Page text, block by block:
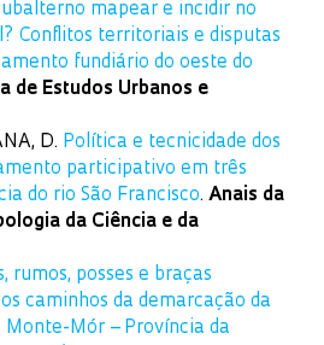
mapear e incidir no
Conflitos territoriais e disputas
fundiário do oeste do
de Estudos Urbanos e
D. Política e tecnicidade dos
participativo em três
do rio São Francisco. Anais da
da Ciência e da
rumos, posses e braças
caminhos da demarcação da
Monte-Mór – Província da